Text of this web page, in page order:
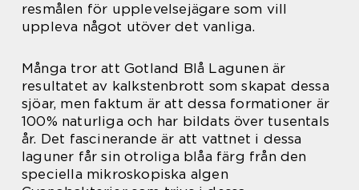
resmålen för upplevelsejägare som vill
uppleva något utöver det vanliga.
Många tror att Gotland Blå Lagunen är
resultatet av kalkstenbrott som skapat dessa
sjöar, men faktum är att dessa formationer är
100% naturliga och har bildats över tusentals
år. Det fascinerande är att vattnet i dessa
laguner får sin otroliga blåa färg från den
speciella mikroskopiska algen